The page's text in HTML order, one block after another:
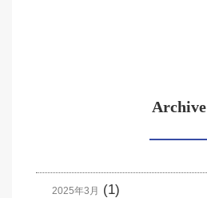
Archive
2025年3月 (1)